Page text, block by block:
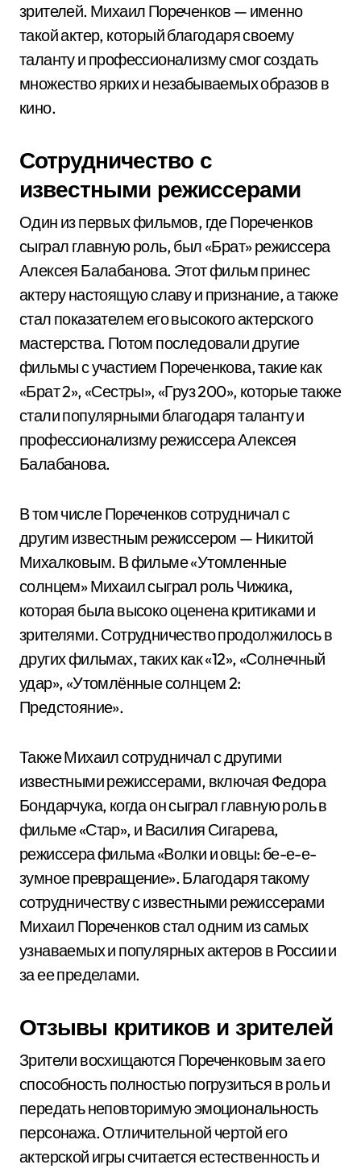
зрителей. Михаил Пореченков — именно
такой актер, который благодаря своему
таланту и профессионализму смог создать
множество ярких и незабываемых образов в
кино.
Сотрудничество с
известными режиссерами
Один из первых фильмов, где Пореченков
сыграл главную роль, был «Брат» режиссера
Алексея Балабанова. Этот фильм принес
актеру настоящую славу и признание, а также
стал показателем его высокого актерского
мастерства. Потом последовали другие
фильмы с участием Пореченкова, такие как
«Брат 2», «Сестры», «Груз 200», которые также
стали популярными благодаря таланту и
профессионализму режиссера Алексея
Балабанова.
В том числе Пореченков сотрудничал с
другим известным режиссером — Никитой
Михалковым. В фильме «Утомленные
солнцем» Михаил сыграл роль Чижика,
которая была высоко оценена критиками и
зрителями. Сотрудничество продолжилось в
других фильмах, таких как «12», «Солнечный
удар», «Утомлённые солнцем 2:
Предстояние».
Также Михаил сотрудничал с другими
известными режиссерами, включая Федора
Бондарчука, когда он сыграл главную роль в
фильме «Стар», и Василия Сигарева,
режиссера фильма «Волки и овцы: бе-е-е-
зумное превращение». Благодаря такому
сотрудничеству с известными режиссерами
Михаил Пореченков стал одним из самых
узнаваемых и популярных актеров в России и
за ее пределами.
Отзывы критиков и зрителей
Зрители восхищаются Пореченковым за его
способность полностью погрузиться в роль и
передать неповторимую эмоциональность
персонажа. Отличительной чертой его
актерской игры считается естественность и